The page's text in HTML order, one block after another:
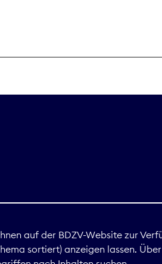
auf der BDZV-Website zur
sortiert) anzeigen lassen.